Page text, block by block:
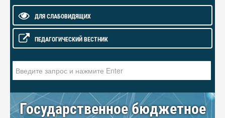
ДЛЯ СЛАБОВИДЯЩИХ
ПЕДАГОГИЧЕСКИЙ ВЕСТНИК
Государственное бюджетное